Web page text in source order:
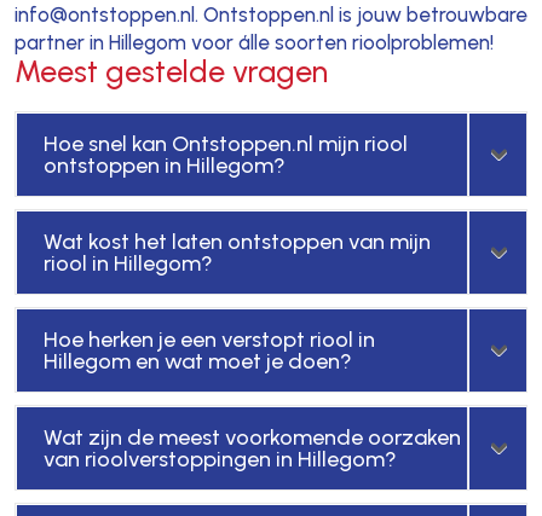
info@ontstoppen.nl. Ontstoppen.nl is jouw betrouwbare
partner in Hillegom voor álle soorten rioolproblemen!
Meest gestelde vragen
Hoe snel kan Ontstoppen.nl mijn riool
ontstoppen in Hillegom?
Wat kost het laten ontstoppen van mijn
riool in Hillegom?
Hoe herken je een verstopt riool in
Hillegom en wat moet je doen?
Wat zijn de meest voorkomende oorzaken
van rioolverstoppingen in Hillegom?